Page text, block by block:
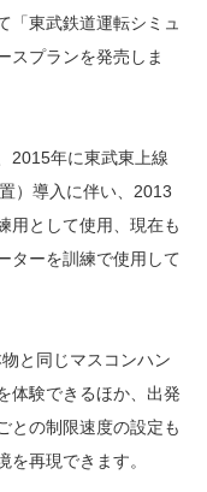
「東武鉄道運転シミュ
スプランを発売しま
2015年に東武東上線
）導入に伴い、2013
用として使用、現在も
ターを訓練で使用して
と同じマスコンハン
体験できるほか、出発
との制限速度の設定も
再現できます。